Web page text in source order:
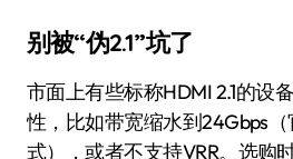
别被“伪2.1”坑了
市面上有些标称HDMI 2.1的设
性，比如带宽缩水到24Gbps
式），或者不支持VRR。选购